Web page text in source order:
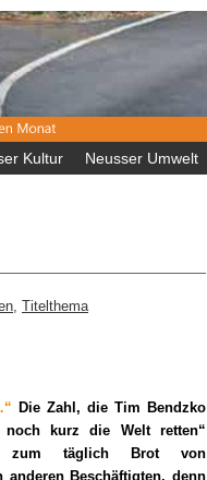
Kultur Neusser Umwelt
, Titelthema
Die Zahl, die Tim Bendzko
kurz die Welt retten“
zum täglich Brot von
anderen Beschäftigten, denn